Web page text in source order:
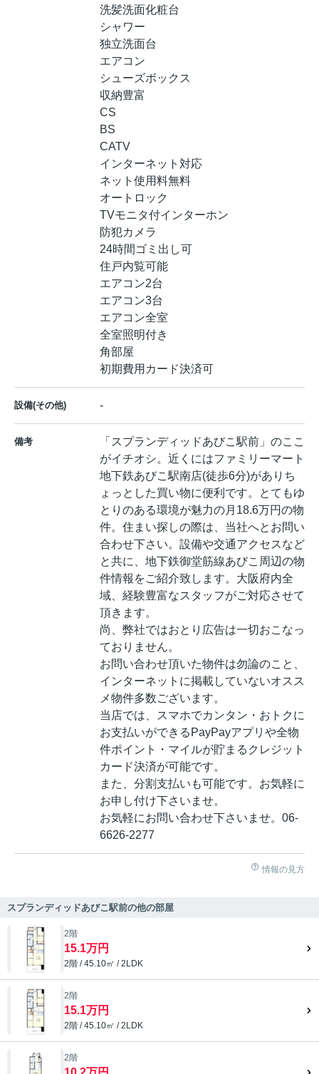
洗髪洗面化粧台
シャワー
独立洗面台
エアコン
シューズボックス
収納豊富
CS
BS
CATV
インターネット対応
ネット使用料無料
オートロック
TVモニタ付インターホン
防犯カメラ
24時間ゴミ出し可
住戸内覧可能
エアコン2台
エアコン3台
エアコン全室
全室照明付き
角部屋
初期費用カード決済可
設備(その他) -
備考
「スプランディッドあびこ駅前」のここ
がイチオシ。近くにはファミリーマート
地下鉄あびこ駅南店(徒歩6分)がありち
ょっとした買い物に便利です。とてもゆ
とりのある環境が魅力の月18.6万円の物
件。住まい探しの際は、当社へとお問い
合わせ下さい。設備や交通アクセスなど
と共に、地下鉄御堂筋線あびこ周辺の物
件情報をご紹介致します。大阪府内全
域、経験豊富なスタッフがご対応させて
頂きます。
尚、弊社ではおとり広告は一切おこなっ
ておりません。
お問い合わせ頂いた物件は勿論のこと、
インターネットに掲載していないオスス
メ物件多数ございます。
当店では、スマホでカンタン・おトクに
お支払いができるPayPayアプリや全物
件ポイント・マイルが貯まるクレジット
カード決済が可能です。
また、分割支払いも可能です。お気軽に
お申し付け下さいませ。
お気軽にお問い合わせ下さいませ。06-
6626-2277
情報の見方
スプランディッドあびこ駅前の他の部屋
2階
15.1万円
2階 / 45.10㎡ / 2LDK
2階
15.1万円
2階 / 45.10㎡ / 2LDK
2階